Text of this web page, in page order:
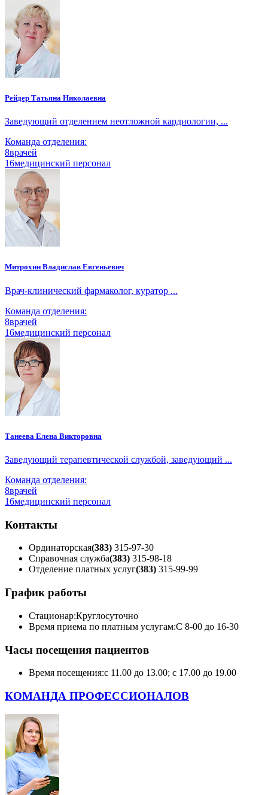
Рейдер Татьяна Николаевна
Заведующий отделением неотложной кардиологии, ...
Команда отделения:
8врачей
16медицинский персонал
Митрохин Владислав Евгеньевич
Врач-клинический фармаколог, куратор ...
Команда отделения:
8врачей
16медицинский персонал
Танеева Елена Викторовна
Заведующий терапевтической службой, заведующий ...
Команда отделения:
8врачей
16медицинский персонал
Контакты
Ординаторская(383) 315-97-30
Справочная служба(383) 315-98-18
Отделение платных услуг(383) 315-99-99
График работы
Стационар:Круглосуточно
Время приема по платным услугам:С 8-00 до 16-30
Часы посещения пациентов
Время посещения:с 11.00 до 13.00; с 17.00 до 19.00
КОМАНДА ПРОФЕССИОНАЛОВ